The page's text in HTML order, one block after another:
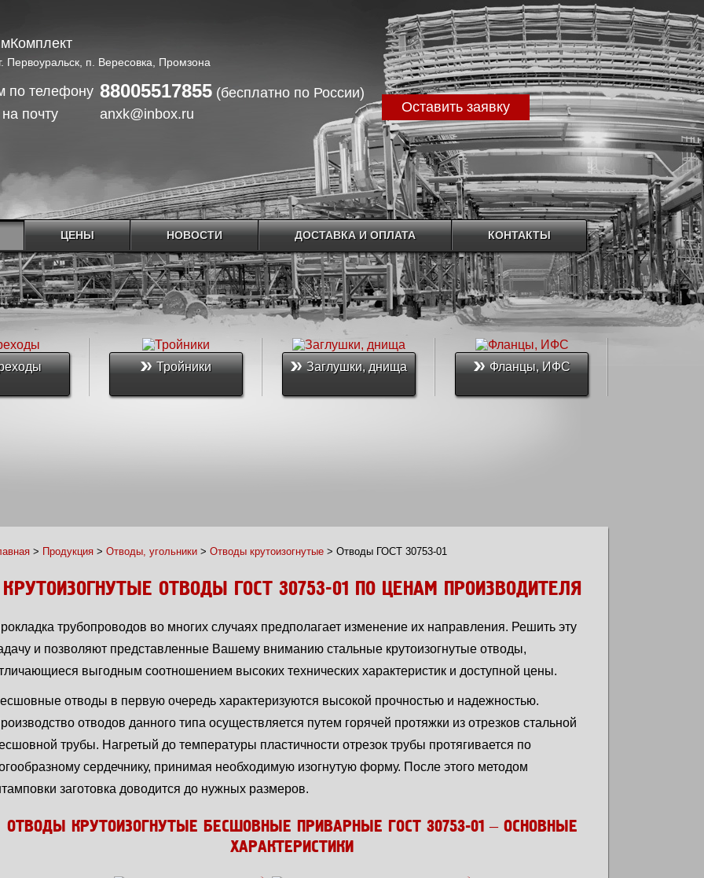
Первоуральск, п. Вересовка, Промзона
88005517855 (бесплатно по России)
anxk@inbox.ru
ЦЕНЫ НОВОСТИ ДОСТАВКА И ОПЛАТА КОНТАКТЫ
Оставить заявку
Тройники Заглушки, днища Фланцы, ИФС
> Продукция > Отводы, угольники > Отводы крутоизогнутые > Отводы ГОСТ 30753-01
КРУТОИЗОГНУТЫЕ ОТВОДЫ ГОСТ 30753-01 ПО ЦЕНАМ ПРОИЗВОДИТЕЛЯ
трубопроводов во многих случаях предполагает изменение их направления. Решить эту
и позволяют представленные Вашему вниманию стальные крутоизогнутые отводы,
выгодным соотношением высоких технических характеристик и доступной цены.
отводы в первую очередь характеризуются высокой прочностью и надежностью.
отводов данного типа осуществляется путем горячей протяжки из отрезков стальной
трубы. Нагретый до температуры пластичности отрезок трубы протягивается по
сердечнику, принимая необходимую изогнутую форму. После этого методом
заготовка доводится до нужных размеров.
ОТВОДЫ КРУТОИЗОГНУТЫЕ БЕСШОВНЫЕ ПРИВАРНЫЕ ГОСТ 30753-01 ‒ ОСНОВНЫЕ
ХАРАКТЕРИСТИКИ